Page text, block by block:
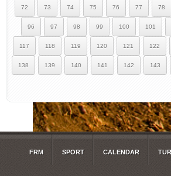
72 73 74 75 76 77 78
96 97 98 99 100 101
117 118 119 120 121 122
138 139 140 141 142 143
FRM SPORT CALENDAR